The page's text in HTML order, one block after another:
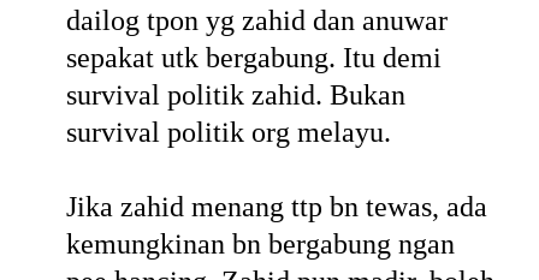
dailog tpon yg zahid dan anuwar
sepakat utk bergabung. Itu demi
survival politik zahid. Bukan
survival politik org melayu.
Jika zahid menang ttp bn tewas, ada
kemungkinan bn bergabung ngan